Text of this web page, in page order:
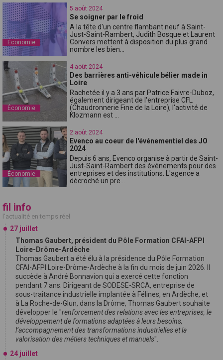
Économie
5 août 2024
Se soigner par le froid
A la tête d'un centre flambant neuf à Saint-
Just-Saint-Rambert, Judith Bosque et Laurent
Convers mettent à disposition du plus grand
nombre les bien...
Économie
4 août 2024
Des barrières anti-véhicule bélier made in
Loire
Rachetée il y a 3 ans par Patrice Faivre-Duboz,
également dirigeant de l'entreprise CFL
(Chaudronnerie Fine de la Loire), l'activité de
Klozmann est ...
Économie
2 août 2024
Evenco au coeur de l'événementiel des JO
2024
Depuis 6 ans, Evenco organise à partir de Saint-
Just-Saint-Rambert des événements pour des
entreprises et des institutions. L'agence a
décroché un pre...
fil info
l'actualité en temps réel
27 juillet
Thomas Gaubert, président du Pôle Formation CFAI-AFPI
Loire-Drôme-Ardèche
Thomas Gaubert a été élu à la présidence du Pôle Formation
CFAI-AFPI Loire-Drôme-Ardèche à la fin du mois de juin 2026. Il
succède à André Bonnavion qui a exercé cette fonction
pendant 7 ans. Dirigeant de SODESE-SRCA, entreprise de
sous-traitance industrielle implantée à Félines, en Ardèche, et
à La Roche-de-Glun, dans la Drôme, Thomas Gaubert souhaite
développer le "renforcement des relations avec les entreprises, le
développement de formations adaptées à leurs besoins,
l’accompagnement des transformations industrielles et la
valorisation des métiers techniques et manuels".
24 juillet